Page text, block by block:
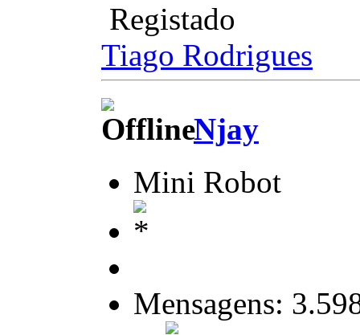
Registado
Tiago Rodrigues
Njay
Mini Robot
Mensagens: